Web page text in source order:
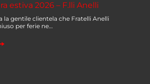
estiva 2026 – F.lli Anelli
la gentile clientela che Fratelli Anelli
per ferie ne…